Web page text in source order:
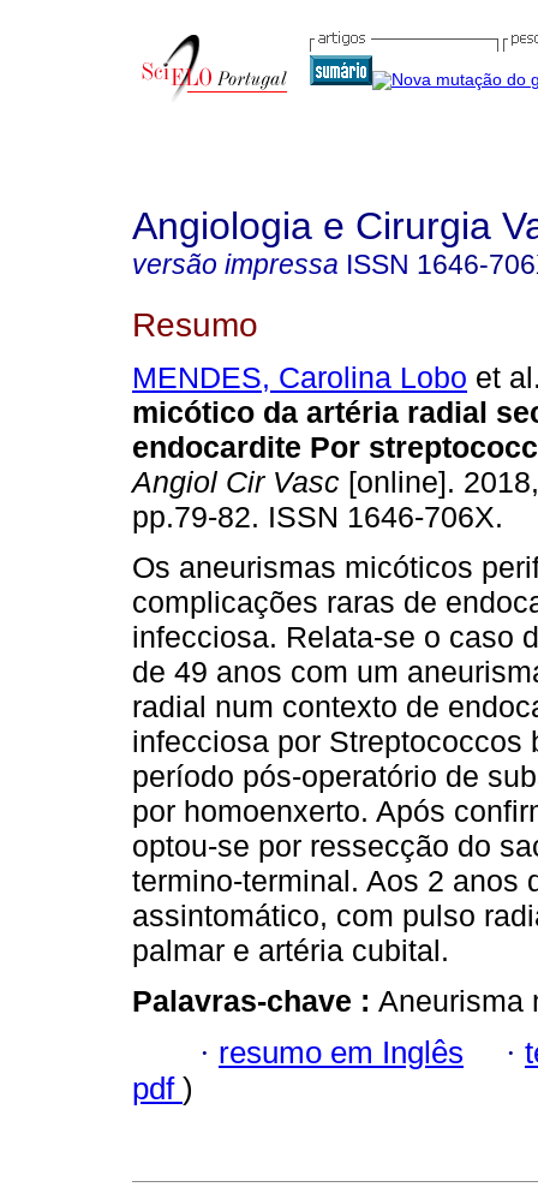
Angiologia e Cirurgia
versão impressa ISSN 1646-
Resumo
MENDES, Carolina Lobo et
micótico da artéria radial
endocardite Por
Angiol Cir Vasc [online].
pp.79-82. ISSN 1646-706X.
Os aneurismas micóticos
complicações raras de
infecciosa. Relata-se o caso
de 49 anos com um
radial num contexto de
infecciosa por Streptococcos
período pós-operatório de
por homoenxerto. Após
optou-se por ressecção do
termino-terminal. Aos 2 anos
assintomático, com pulso
palmar e artéria cubital.
Palavras-chave : Aneurisma
· resumo em Inglês ·
pdf )